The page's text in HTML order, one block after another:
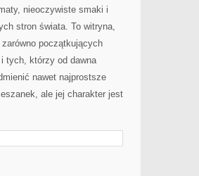
nieoczywiste smaki i
stron świata. To witryna,
początkujących
i tych, którzy od dawna
nawet najprostsze
ale jej charakter jest